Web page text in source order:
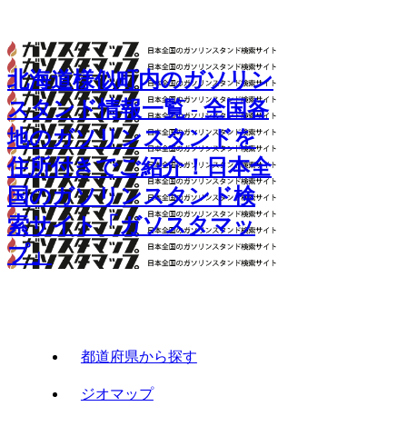
北海道様似町内のガソリン
スタンド情報一覧 - 全国各
地のガソリンスタンドを
住所付きでご紹介！日本全
国のガソリンスタンド検
索サイト「ガソスタマッ
プ」
都道府県から探す
ジオマップ